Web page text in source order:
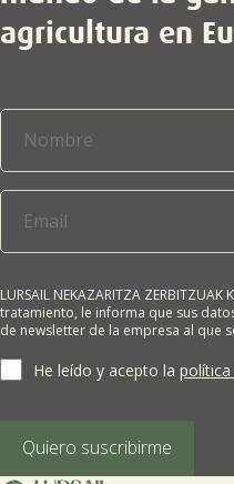
agricultura en
LURSAIL NEKAZARITZA
tratamiento, le informa que sus
de newsletter de la empresa al que
terceros salvo obligación legal.
acceso, rectificación, supresión,
indicando el derecho que desea
lursail@lursailkoop.eus. Puede
página web.
He leído y acepto la política
Quiero suscribirme